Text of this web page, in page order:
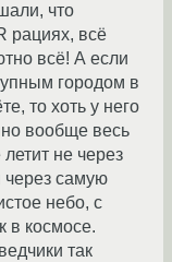
что
рациях, всё
всё! А если
городом в
то хоть у него
вообще весь
не через
через самую
небо, с
в космосе.
так